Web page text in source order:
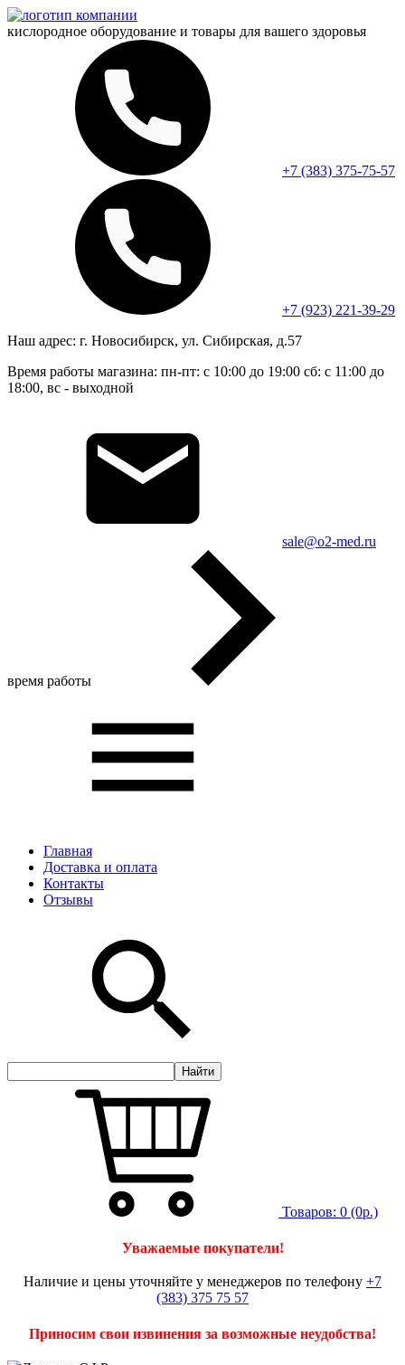
кислородное оборудование и товары для вашего здоровья
+7 (383) 375-75-57
+7 (923) 221-39-29
Наш адрес: г. Новосибирск, ул. Сибирская, д.57
Время работы магазина: пн-пт: с 10:00 до 19:00 сб: с 11:00 до
18:00, вс - выходной
sale@o2-med.ru
время работы
Главная
Доставка и оплата
Контакты
Отзывы
Товаров: 0 (0р.)
Уважаемые покупатели!
Наличие и цены уточняйте у менеджеров по телефону +7
(383) 375 75 57
Приносим свои извинения за возможные неудобства!